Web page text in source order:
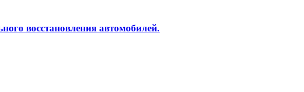
восстановления автомобилей.